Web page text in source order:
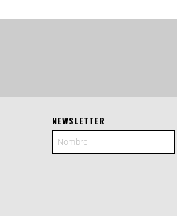
NEWSLETTER